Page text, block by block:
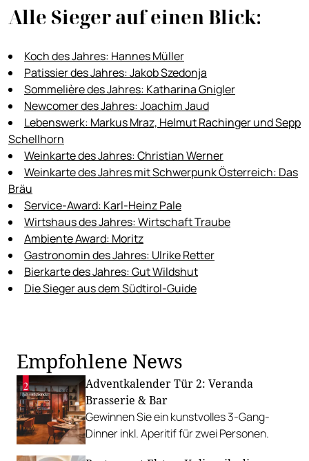
Alle Sieger auf einen Blick:
Koch des Jahres: Hannes Müller
Patissier des Jahres: Jakob Szedonja
Sommelière des Jahres: Katharina Gnigler
Newcomer des Jahres: Joachim Jaud
Lebenswerk: Markus Mraz, Helmut Rachinger und Sepp
Schellhorn
Weinkarte des Jahres: Christian Werner
Weinkarte des Jahres mit Schwerpunk Österreich: Das
Bräu
Service-Award: Karl-Heinz Pale
Wirtshaus des Jahres: Wirtschaft Traube
Ambiente Award: Moritz
Gastronomin des Jahres: Ulrike Retter
Bierkarte des Jahres: Gut Wildshut
Die Sieger aus dem Südtirol-Guide
Empfohlene News
Adventkalender Tür 2: Veranda
Brasserie & Bar
Gewinnen Sie ein kunstvolles 3-Gang-
Dinner inkl. Aperitif für zwei Personen.